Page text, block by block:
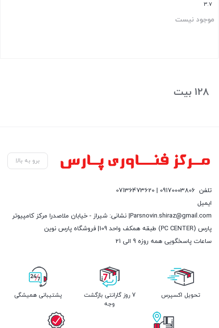
3.7
موجود نیست
128 بیت
برو به بالا
تلفن 09170003806 | 07136473620
ایمیل
Parsnovin.shiraz@gmail.com| نشانی: شیراز - خیابان ملاصدرا مرکز کامپیوتر
پارس (PC CENTER) طبقه همکف واحد 109| فروشگاه پارس نوین
ساعات پاسخگویی همه روزه 9 الی 21
تحویل اکسپرس
7 روز گارانتی بازگشت
وجه
پشتیبانی همیشگی